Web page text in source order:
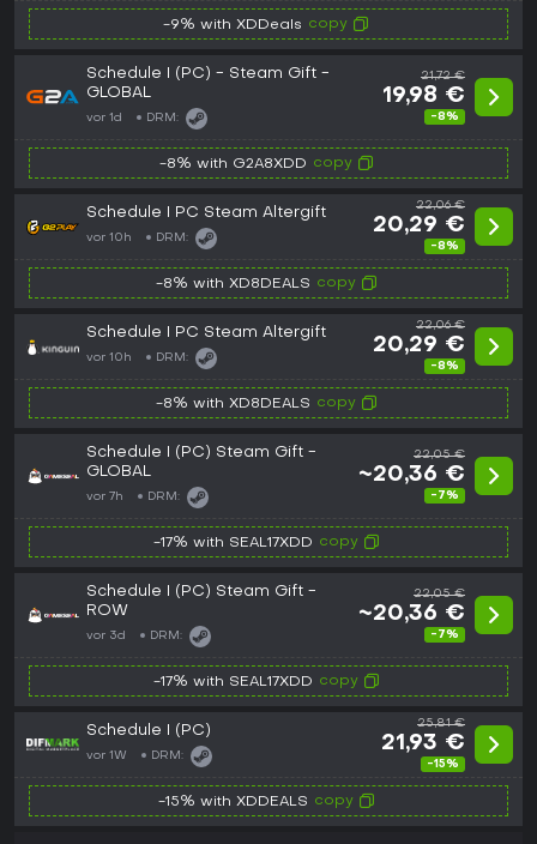
-9% with XDDeals copy
Schedule I (PC) - Steam Gift -
GLOBAL
vor 1d DRM:
21,72 €
19,98 €
-8%
-8% with G2A8XDD copy
Schedule I PC Steam Altergift
vor 10h DRM:
22,06 €
20,29 €
-8%
-8% with XD8DEALS copy
Schedule I PC Steam Altergift
vor 10h DRM:
22,06 €
20,29 €
-8%
-8% with XD8DEALS copy
Schedule I (PC) Steam Gift -
GLOBAL
vor 7h DRM:
22,05 €
~20,36 €
-7%
-17% with SEAL17XDD copy
Schedule I (PC) Steam Gift -
ROW
vor 3d DRM:
22,05 €
~20,36 €
-7%
-17% with SEAL17XDD copy
Schedule I (PC)
vor 1W DRM:
25,81 €
21,93 €
-15%
-15% with XDDEALS copy